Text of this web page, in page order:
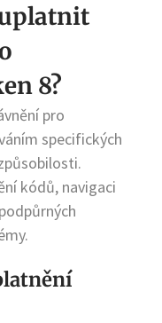
8?
pro
specifických
kódů, navigaci